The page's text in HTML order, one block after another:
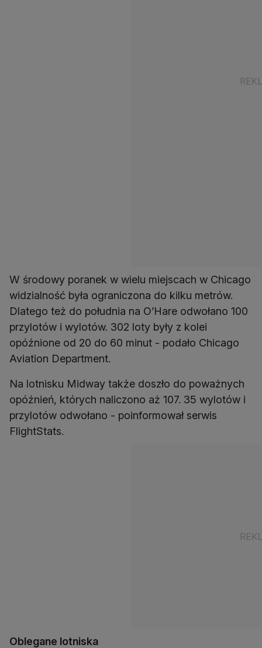
W środowy poranek w wielu miejscach w Chicago
widzialność była ograniczona do kilku metrów.
Dlatego też do południa na O’Hare odwołano 100
przylotów i wylotów. 302 loty były z kolei
opóźnione od 20 do 60 minut - podało Chicago
Aviation Department.
Na lotnisku Midway także doszło do poważnych
opóźnień, których naliczono aż 107. 35 wylotów i
przylotów odwołano - poinformował serwis
FlightStats.
Oblegane lotniska